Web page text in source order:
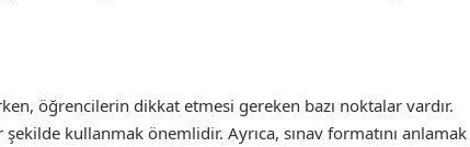
öğrencilerin dikkat etmesi gereken bazı noktalar vardır.
kullanmak önemlidir. Ayrıca, sınav formatını anlamak